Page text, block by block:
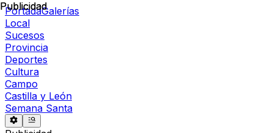
PortadaGalerías
Local
Sucesos
Provincia
Deportes
Cultura
Campo
Castilla y León
Semana Santa
Publicidad
Publicidad